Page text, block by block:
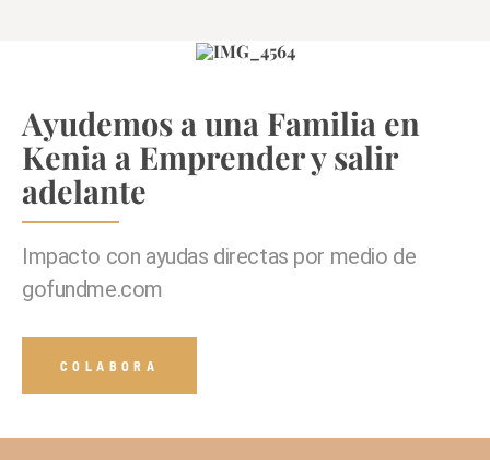
Ayudemos a una Familia en
Kenia a Emprender y salir
adelante
Impacto con ayudas directas por medio de
gofundme.com
COLABORA